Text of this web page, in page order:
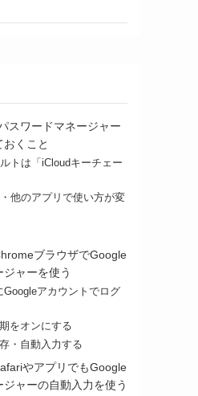
スワードマネージャー
くこと
トは「iCloudキーチェー
他のアプリで使い方が変
ブラウザでGoogle
ャーを使う
Googleアカウントでログ
をオンにする
・自動入力する
やアプリでもGoogle
ャーの自動入力を使う